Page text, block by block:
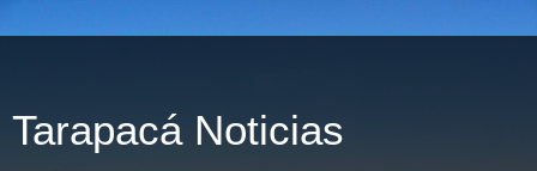
Tarapacá Noticias